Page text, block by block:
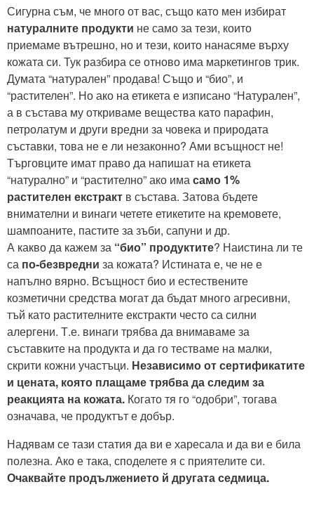
Сигурна съм, че много от вас, също като мен избират
натуралните продукти не само за тези, които
приемаме вътрешно, но и тези, които нанасяме върху
кожата си. Тук разбира се отново има маркетингов трик.
Думата “натурален” продава! Също и “био”, и
“растителен”. Но ако на етикета е изписано “Натурален”,
а в състава му откриваме вещества като парафин,
петролатум и други вредни за човека и природата
съставки, това не е ли незаконно? Ами всъщност не!
Търговците имат право да напишат на етикета
“натурално” и “растително” ако имасамо 1%
растителен екстракт в състава. Затова бъдете
внимателни и винаги четете етикетите на кремовете,
шампоаните, пастите за зъби, сапуни и др.
А какво да кажем за “био” продуктите? Наистина ли те
са по-безвредни за кожата? Истината е, че не е
напълно вярно. Всъщност био и естествените
козметични средства могат да бъдат много агресивни,
тъй като растителните екстракти често са силни
алергени. Т.е. винаги трябва да внимаваме за
съставките на продукта и да го тестваме на малки,
скрити кожни участъци. Независимо от сертификатите
и цената, която плащаме трябва да следим за
реакцията на кожата. Когато тя го “одобри”, тогава
означава, че продуктът е добър.
Надявам се тази статия да ви е харесала и да ви е била
полезна. Ако е така, споделете я с приятелите си.
Очаквайте продължението й другата седмица.